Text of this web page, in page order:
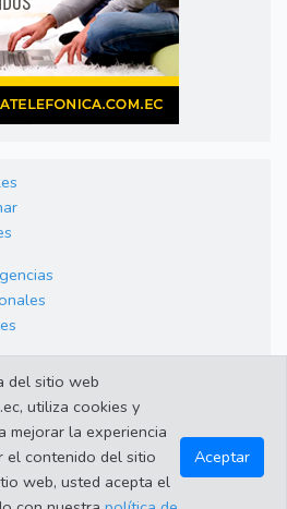
una empresa 100% ecuatoriana.
del sitio web
utiliza cookies y
mejorar la experiencia
el contenido del sitio
web, usted acepta el
Aceptar